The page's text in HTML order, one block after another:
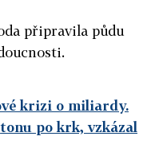
připravila půdu
krizi o miliardy.
po krk, vzkázal